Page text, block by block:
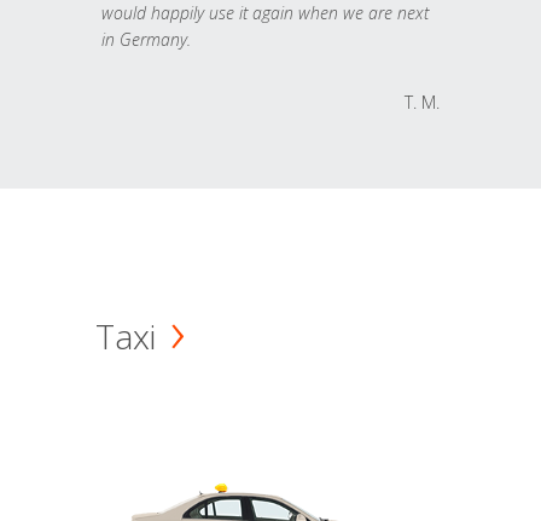
would happily use it again when we are next
in Germany.
T. M.
Taxi